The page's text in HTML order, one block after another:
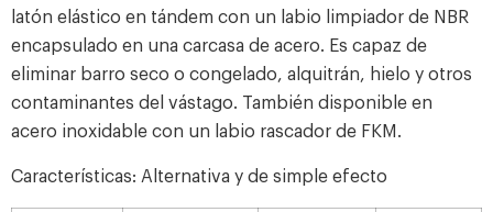
latón elástico en tándem con un labio limpiador de NBR
encapsulado en una carcasa de acero. Es capaz de
eliminar barro seco o congelado, alquitrán, hielo y otros
contaminantes del vástago. También disponible en
acero inoxidable con un labio rascador de FKM.
Características: Alternativa y de simple efecto